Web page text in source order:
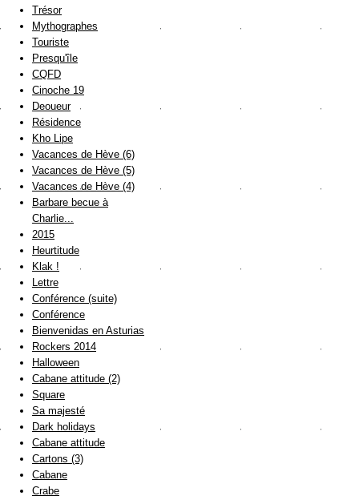
Trésor
Mythographes
Touriste
Presqu'île
CQFD
Cinoche 19
Deoueur
Résidence
Kho Lipe
Vacances de Hève (6)
Vacances de Hève (5)
Vacances de Hève (4)
Barbare becue à
Charlie...
2015
Heurtitude
Klak !
Lettre
Conférence (suite)
Conférence
Bienvenidas en Asturias
Rockers 2014
Halloween
Cabane attitude (2)
Square
Sa majesté
Dark holidays
Cabane attitude
Cartons (3)
Cabane
Crabe